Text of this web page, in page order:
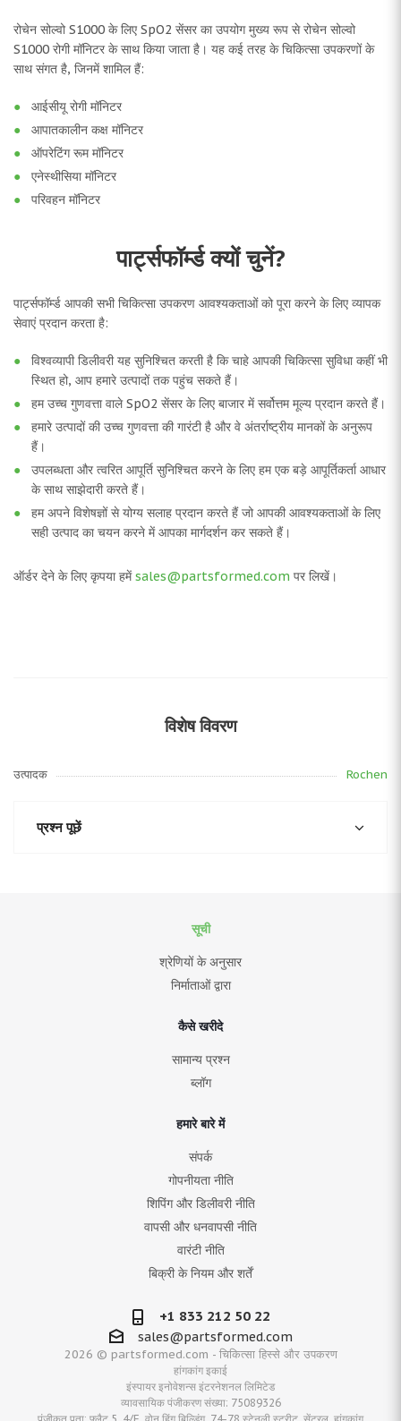
रोचेन सोल्वो S1000 के लिए SpO2 सेंसर का उपयोग मुख्य रूप से रोचेन सोल्वो
S1000 रोगी मॉनिटर के साथ किया जाता है। यह कई तरह के चिकित्सा उपकरणों के
साथ संगत है, जिनमें शामिल हैं:
आईसीयू रोगी मॉनिटर
आपातकालीन कक्ष मॉनिटर
ऑपरेटिंग रूम मॉनिटर
एनेस्थीसिया मॉनिटर
परिवहन मॉनिटर
पार्ट्सफॉर्म्ड क्यों चुनें?
पार्ट्सफॉर्म्ड आपकी सभी चिकित्सा उपकरण आवश्यकताओं को पूरा करने के लिए व्यापक
सेवाएं प्रदान करता है:
विश्वव्यापी डिलीवरी यह सुनिश्चित करती है कि चाहे आपकी चिकित्सा सुविधा कहीं भी
स्थित हो, आप हमारे उत्पादों तक पहुंच सकते हैं।
हम उच्च गुणवत्ता वाले SpO2 सेंसर के लिए बाजार में सर्वोत्तम मूल्य प्रदान करते हैं।
हमारे उत्पादों की उच्च गुणवत्ता की गारंटी है और वे अंतर्राष्ट्रीय मानकों के अनुरूप
हैं।
उपलब्धता और त्वरित आपूर्ति सुनिश्चित करने के लिए हम एक बड़े आपूर्तिकर्ता आधार
के साथ साझेदारी करते हैं।
हम अपने विशेषज्ञों से योग्य सलाह प्रदान करते हैं जो आपकी आवश्यकताओं के लिए
सही उत्पाद का चयन करने में आपका मार्गदर्शन कर सकते हैं।
ऑर्डर देने के लिए कृपया हमेंsales@partsformed.com पर लिखें।
विशेष विवरण
उत्पादक Rochen
प्रश्न पूछें
2026 © partsformed.com - चिकित्सा हिस्से और उपकरण
हांगकांग इकाई
इंस्पायर इनोवेशन्स इंटरनेशनल लिमिटेड
व्यावसायिक पंजीकरण संख्या: 75089326
सूची
श्रेणियों के अनुसार
निर्माताओं द्वारा
कैसे खरीदे
सामान्य प्रश्न
ब्लॉग
हमारे बारे में
संपर्क
गोपनीयता नीति
शिपिंग और डिलीवरी नीति
वापसी और धनवापसी नीति
वारंटी नीति
बिक्री के नियम और शर्तें
+1 833 212 50 22
sales@partsformed.com